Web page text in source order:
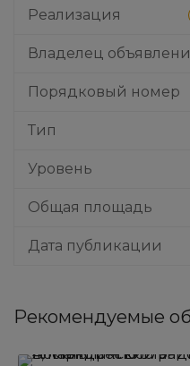
Реализация
Владелец
Порядковый номер
Тип
Уровень
Общая площадь
Дата публикации
Рекомендуемые